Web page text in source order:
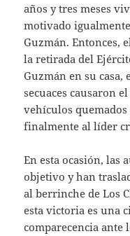
años y tres meses
motivado
Guzmán. Entonces,
la retirada del
Guzmán en su casa,
secuaces causaron
vehículos
finalmente al líder
En esta ocasión, las
objetivo y han
al berrinche de Los
esta victoria es una
comparecencia ante